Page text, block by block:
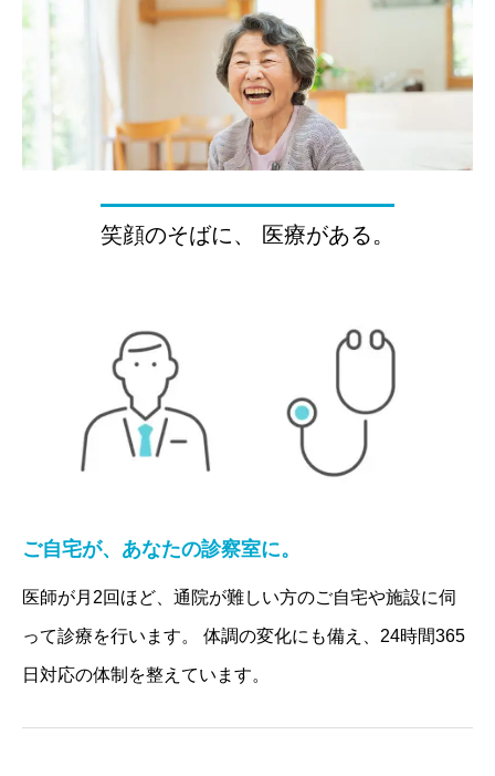
笑顔のそばに、 医療がある。
ご自宅が、あなたの診察室に。
医師が月2回ほど、通院が難しい方のご自宅や施設に伺
って診療を行います。 体調の変化にも備え、24時間365
日対応の体制を整えています。